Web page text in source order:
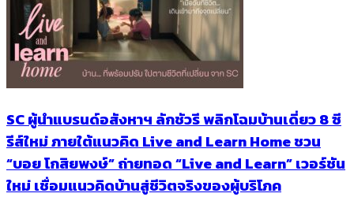
SC ผู้นำแบรนด์อสังหาฯ ลักชัวรี พลิกโฉมบ้านเดี่ยว 8 ซี
รีส์ใหม่ ภายใต้แนวคิด Live and Learn Home ชวน
“บอย โกสิยพงษ์” ถ่ายทอด “Live and Learn” เวอร์ชัน
ใหม่ เชื่อมแนวคิดบ้านสู่ชีวิตจริงของผู้บริโภค